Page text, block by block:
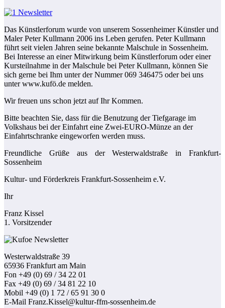
Das Künstlerforum wurde von unserem Sossenheimer Künstler und
Maler Peter Kullmann 2006 ins Leben gerufen. Peter Kullmann
führt seit vielen Jahren seine bekannte Malschule in Sossenheim.
Bei Interesse an einer Mitwirkung beim Künstlerforum oder einer
Kursteilnahme in der Malschule bei Peter Kullmann, können Sie
sich gerne bei Ihm unter der Nummer 069 346475 oder bei uns
unter www.kufö.de melden.
Wir freuen uns schon jetzt auf Ihr Kommen.
Bitte beachten Sie, dass für die Benutzung der Tiefgarage im
Volkshaus bei der Einfahrt eine Zwei-EURO-Münze an der
Einfahrtschranke eingeworfen werden muss.
Freundliche Grüße aus der Westerwaldstraße in Frankfurt-
Sossenheim
Kultur- und Förderkreis Frankfurt-Sossenheim e.V.
Ihr
Franz Kissel
1. Vorsitzender
Westerwaldstraße 39
65936 Frankfurt am Main
Fon +49 (0) 69 / 34 22 01
Fax +49 (0) 69 / 34 81 22 10
Mobil +49 (0) 1 72 / 65 91 30 0
E-Mail Franz.Kissel@kultur-ffm-sossenheim.de